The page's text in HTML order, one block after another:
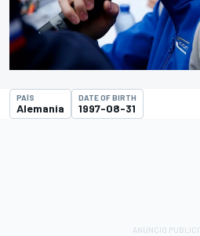
PAÍS
Alemania
DATE OF BIRTH
1997-08-31